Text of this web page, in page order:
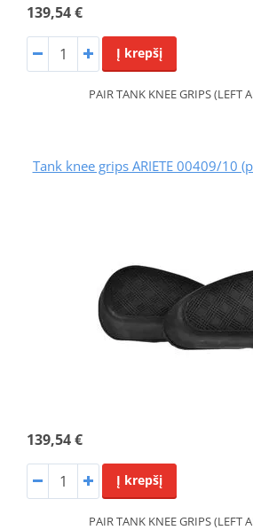
139,54 €
Į krepšį
PAIR TANK KNEE GRIPS (LEFT
Tank knee grips ARIETE 00409/10
139,54 €
Į krepšį
PAIR TANK KNEE GRIPS (LEFT